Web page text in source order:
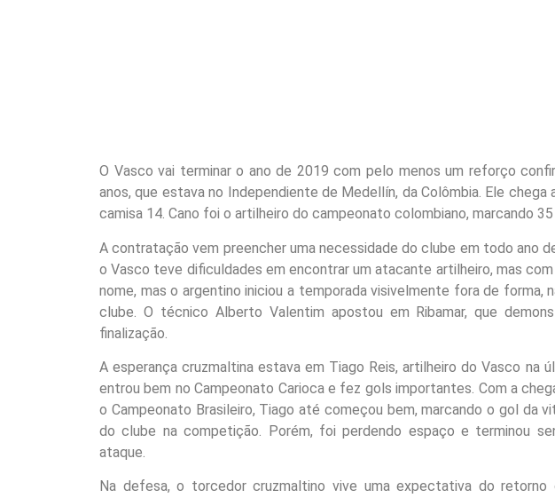
O Vasco vai terminar o ano de 2019 com pelo menos um reforço
anos, que estava no Independiente de Medellín, da Colômbia. Ele chega
camisa 14. Cano foi o artilheiro do campeonato colombiano, marcando
A contratação vem preencher uma necessidade do clube em todo ano
o Vasco teve dificuldades em encontrar um atacante artilheiro, mas
nome, mas o argentino iniciou a temporada visivelmente fora de forma,
clube. O técnico Alberto Valentim apostou em Ribamar, que
finalização.
A esperança cruzmaltina estava em Tiago Reis, artilheiro do Vasco na
entrou bem no Campeonato Carioca e fez gols importantes. Com a
o Campeonato Brasileiro, Tiago até começou bem, marcando o gol da
do clube na competição. Porém, foi perdendo espaço e terminou
ataque.
Na defesa, o torcedor cruzmaltino vive uma expectativa do retorno